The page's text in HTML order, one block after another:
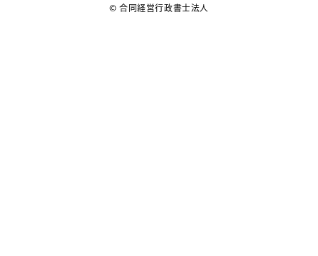
© 合同経営行政書士法人